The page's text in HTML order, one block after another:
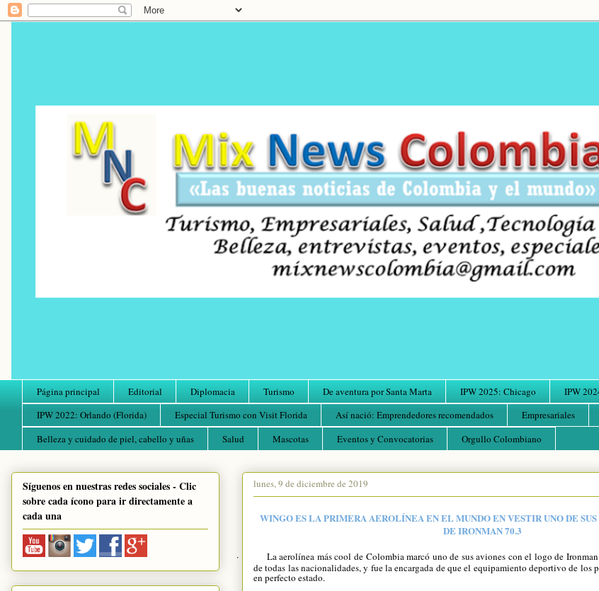
Página principal Editorial Diplomacia Turismo De aventura por Santa Marta IPW 2025: Chicago IPW
IPW 2022: Orlando (Florida)
Especial Turismo con Visit Florida Así nació: Emprendedores recomendados Empresariales
Belleza y cuidado de piel, cabello y uñas
Salud Mascotas Eventos y Convocatorias Orgullo Colombiano
lunes, 9 de diciembre de 2019
WINGO ES LA PRIMERA AEROLÍNEA EN EL MUNDO EN VESTIR UNO DE
DE IRONMAN 70.3
·
La aerolínea más cool de Colombia marcó uno de sus aviones con el logo de
de todas las nacionalidades, y fue la encargada de que el equipamiento deportivo de los
en perfecto estado.
Síguenos en nuestras redes sociales - Clic
sobre cada ícono para ir directamente a
cada una